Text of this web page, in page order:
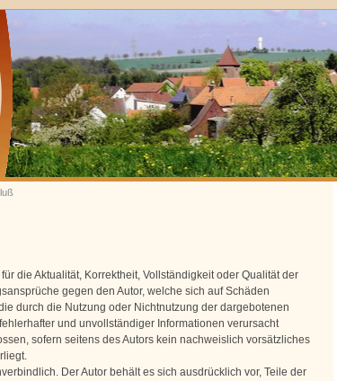
die Aktualität, Korrektheit, Vollständigkeit oder Qualität der
gegen den Autor, welche sich auf Schäden
durch die Nutzung oder Nichtnutzung der dargebotenen
und unvollständiger Informationen verursacht
sofern seitens des Autors kein nachweislich vorsätzliches
Der Autor behält es sich ausdrücklich vor, Teile der